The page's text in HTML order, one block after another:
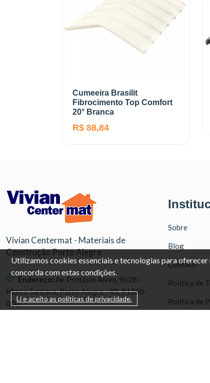
Cumeeira Brasilit
Fibrocimento Top Comfort
20° Branca
R$ 88,84
Vivian Centermat - Materiais de
Construção Porto Alegre
Endereço: Av. Protásio Alves, 9028 -
Morro Santana, Porto Alegre - RS, 91260-
000.
Sobre
Blog
Contato
Política de
Política de
Utilizamos cookies essenciais e tecnologias para
concorda com estas condições.
Li e aceito as políticas de privacidade.